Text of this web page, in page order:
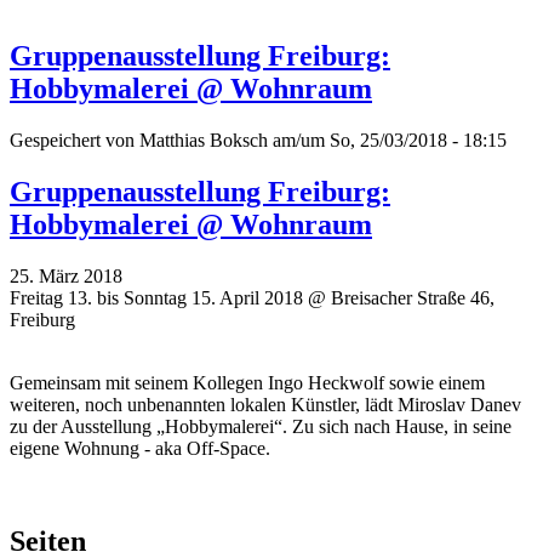
Gruppenausstellung Freiburg:
Hobbymalerei @ Wohnraum
Gespeichert von Matthias Boksch am/um So, 25/03/2018 - 18:15
Gruppenausstellung Freiburg:
Hobbymalerei @ Wohnraum
25. März 2018
Freitag 13. bis Sonntag 15. April 2018 @ Breisacher Straße 46,
Freiburg
Gemeinsam mit seinem Kollegen Ingo Heckwolf sowie einem
weiteren, noch unbenannten lokalen Künstler, lädt Miroslav Danev
zu der Ausstellung „Hobbymalerei“. Zu sich nach Hause, in seine
eigene Wohnung - aka Off-Space.
Seiten